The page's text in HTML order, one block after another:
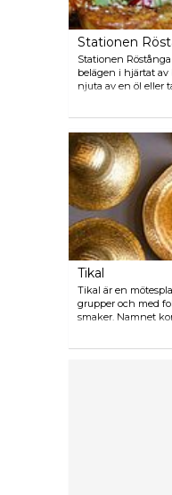
Stationen
Stationen
belägen i hjärtat
njuta av en öl eller
terrassen. Menyn
en naturlig
Tikal
Tikal är en
grupper och med
smaker. Namnet
mayaspråket vilket
drycker till kaffet